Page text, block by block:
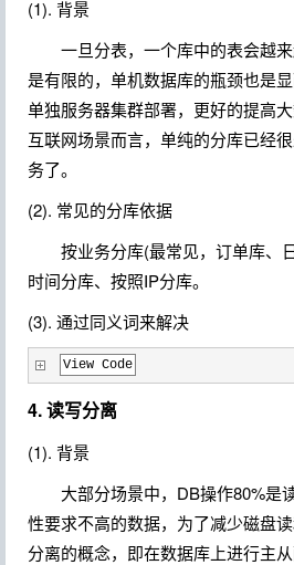
(1). 背景
一旦分表，一个库中的表会越来
是有限的，单机数据库的瓶颈也是
单独服务器集群部署，更好的提高大
互联网场景而言，单纯的分库已经
务了。
(2). 常见的分库依据
按业务分库(最常见，订单库、
时间分库、按照IP分库。
(3). 通过同义词来解决
View Code
4. 读写分离
(1). 背景
大部分场景中，DB操作80%是
性要求不高的数据，为了减少磁盘
分离的概念，即在数据库上进行主从